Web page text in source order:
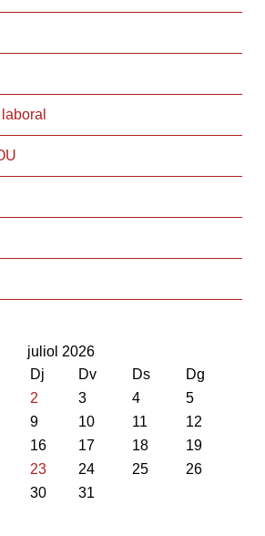
juliol 2026
Dj Dv Ds
Dg
2 3 4
5
9 10 11
12
16 17 18
19
23 24 25
26
30
31